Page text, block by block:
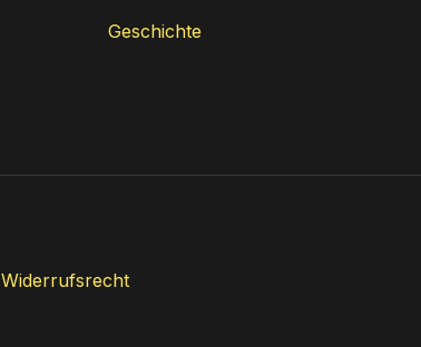
Geschichte
Widerrufsrecht